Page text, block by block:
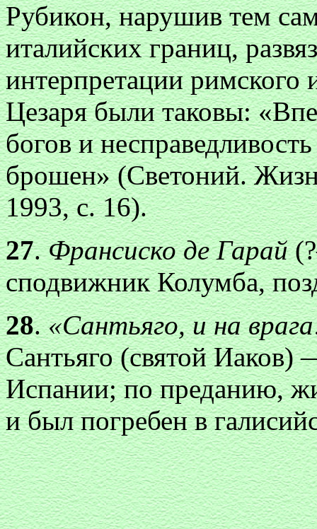
Рубикон, нарушив тем
италийских границ,
интерпретации римского
Цезаря были таковы:
богов и
брошен» (Светоний.
1993, с. 16).
27.Франсиско де Гарай
сподвижник Колумба,
28.«Сантьяго, и на
Сантьяго (святой Иаков)
Испании; по преданию,
и был погребен в